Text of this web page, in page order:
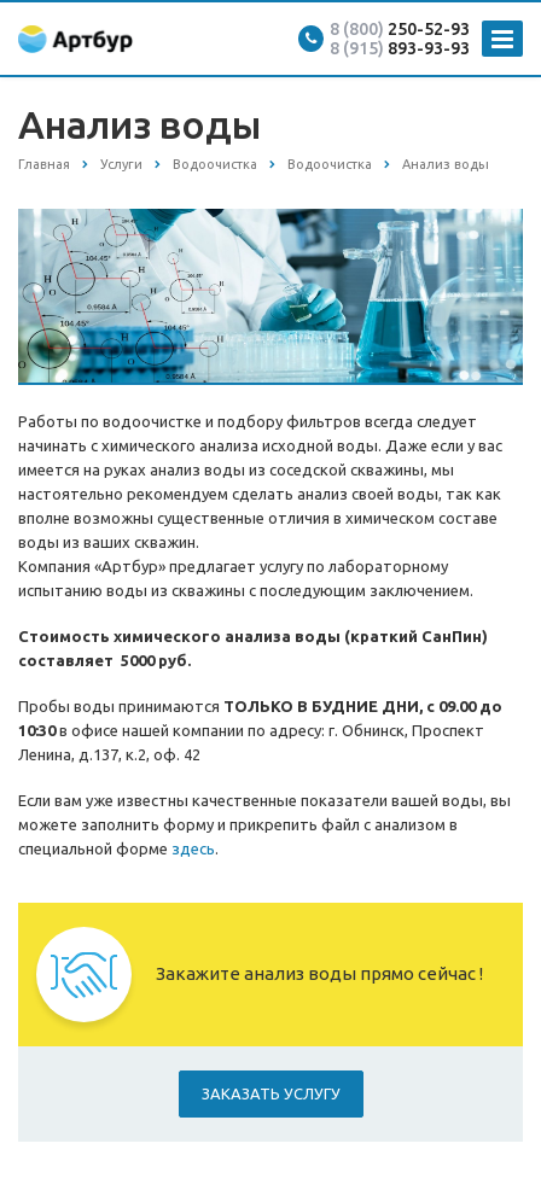
8 (800) 250-52-93
8 (915) 893-93-93
Анализ воды
Главная Услуги Водоочистка Водоочистка Анализ воды
Работы по водоочистке и подбору фильтров всегда следует
начинать с химического анализа исходной воды. Даже если у вас
имеется на руках анализ воды из соседской скважины, мы
настоятельно рекомендуем сделать анализ своей воды, так как
вполне возможны существенные отличия в химическом составе
воды из ваших скважин.
Компания «Артбур» предлагает услугу по лабораторному
испытанию воды из скважины с последующим заключением.
Стоимость химического анализа воды (краткий СанПин)
составляет 5000 руб.
Пробы воды принимаются ТОЛЬКО В БУДНИЕ ДНИ, с 09.00 до
10:30в офисе нашей компании по адресу: г. Обнинск, Проспект
Ленина, д.137, к.2, оф. 42
Если вам уже известны качественные показатели вашей воды, вы
можете заполнить форму и прикрепить файл с анализом в
специальной форме здесь
Закажите анализ воды прямо сейчас !
ЗАКАЗАТЬ УСЛУГУ